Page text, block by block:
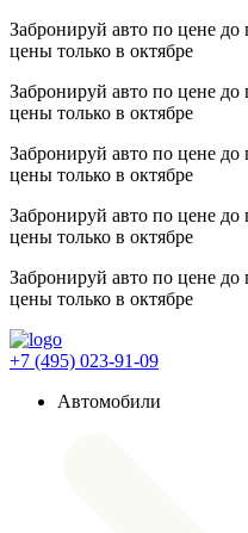
Забронируй авто по цене
цены только в октябре
Забронируй авто по цене
цены только в октябре
Забронируй авто по цене
цены только в октябре
Забронируй авто по цене
цены только в октябре
Забронируй авто по цене
цены только в октябре
+7 (495) 023-91-09
Автомобили